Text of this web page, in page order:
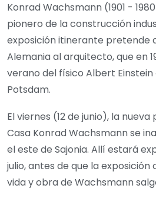
Konrad Wachsmann (1901 -
pionero de la construcción
exposición itinerante pretende
Alemania al arquitecto, que en
verano del físico Albert
Potsdam.
El viernes (12 de junio), la
Casa Konrad Wachsmann se
el este de Sajonia. Allí estará
julio, antes de que la
vida y obra de Wachsmann